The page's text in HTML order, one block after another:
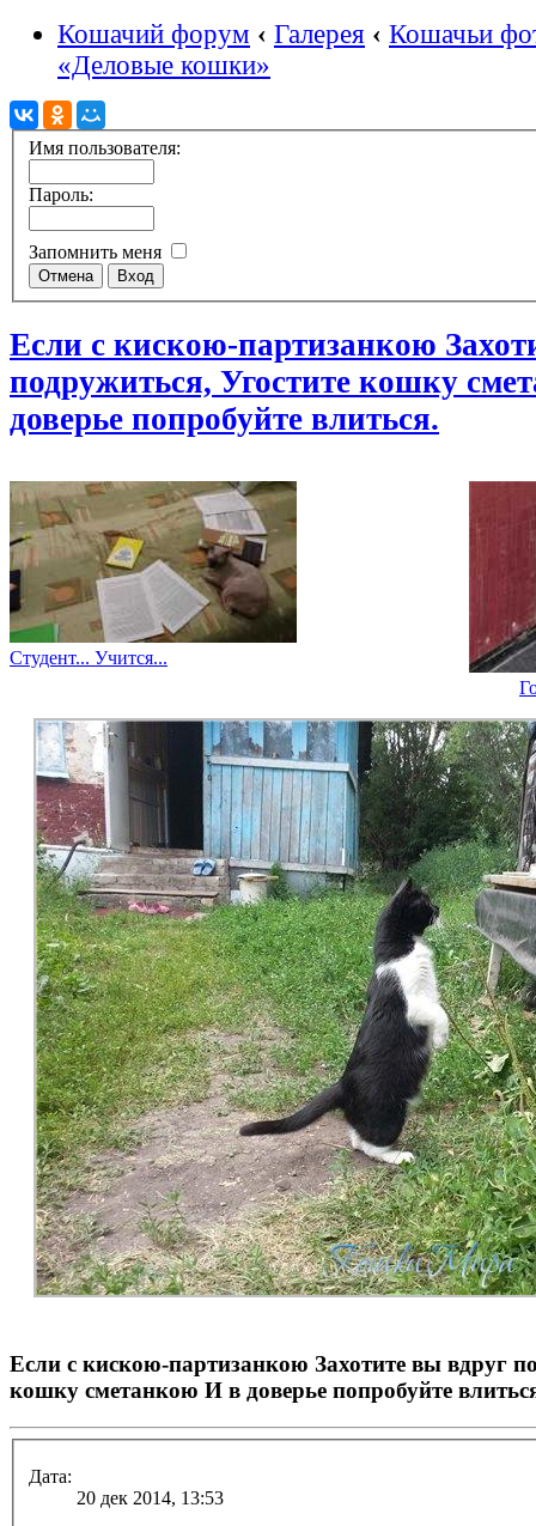
Кошачий форум ‹ Галерея ‹ Кошачьи
«Деловые кошки»
Имя пользователя:
Пароль:
Запомнить меня
Если с кискою-партизанкою
подружиться, Угостите кошку
доверье попробуйте влиться.
Студент... Учится...
Если с кискою-партизанкою Захотите вы вдруг
кошку сметанкою И в доверье попробуйте
Дата:
20 дек 2014, 13:53